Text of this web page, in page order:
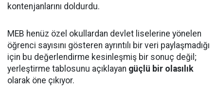
kontenjanlarını doldurdu.
MEB henüz özel okullardan devlet liselerine yönelen
öğrenci sayısını gösteren ayrıntılı bir veri paylaşmadığı
için bu değerlendirme kesinleşmiş bir sonuç değil;
yerleştirme tablosunu açıklayan güçlü bir olasılık
olarak öne çıkıyor.